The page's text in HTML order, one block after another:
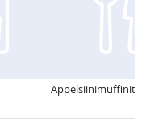
Appelsiinimuffinit